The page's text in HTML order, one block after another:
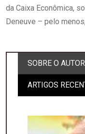
da Caixa Econômica,
Deneuve – pelo
SOBRE O AUTOR
ARTIGOS